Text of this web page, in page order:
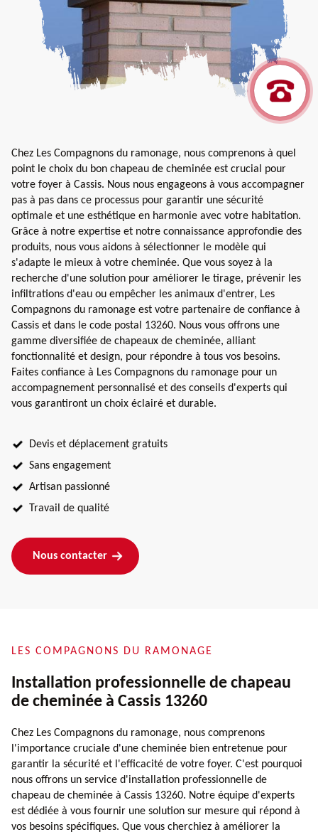
Chez Les Compagnons du ramonage, nous comprenons à quel
point le choix du bon chapeau de cheminée est crucial pour
votre foyer à Cassis. Nous nous engageons à vous accompagner
pas à pas dans ce processus pour garantir une sécurité
optimale et une esthétique en harmonie avec votre habitation.
Grâce à notre expertise et notre connaissance approfondie des
produits, nous vous aidons à sélectionner le modèle qui
s'adapte le mieux à votre cheminée. Que vous soyez à la
recherche d'une solution pour améliorer le tirage, prévenir les
infiltrations d'eau ou empêcher les animaux d'entrer, Les
Compagnons du ramonage est votre partenaire de confiance à
Cassis et dans le code postal 13260. Nous vous offrons une
gamme diversifiée de chapeaux de cheminée, alliant
fonctionnalité et design, pour répondre à tous vos besoins.
Faites confiance à Les Compagnons du ramonage pour un
accompagnement personnalisé et des conseils d'experts qui
vous garantiront un choix éclairé et durable.
Devis et déplacement gratuits
Sans engagement
Artisan passionné
Travail de qualité
Nous contacter
LES COMPAGNONS DU RAMONAGE
Installation professionnelle de chapeau
de cheminée à Cassis 13260
Chez Les Compagnons du ramonage, nous comprenons
l'importance cruciale d'une cheminée bien entretenue pour
garantir la sécurité et l'efficacité de votre foyer. C'est pourquoi
nous offrons un service d'installation professionnelle de
chapeau de cheminée à Cassis 13260. Notre équipe d'experts
est dédiée à vous fournir une solution sur mesure qui répond à
vos besoins spécifiques. Que vous cherchiez à améliorer la